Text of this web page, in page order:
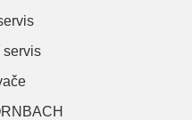
servis